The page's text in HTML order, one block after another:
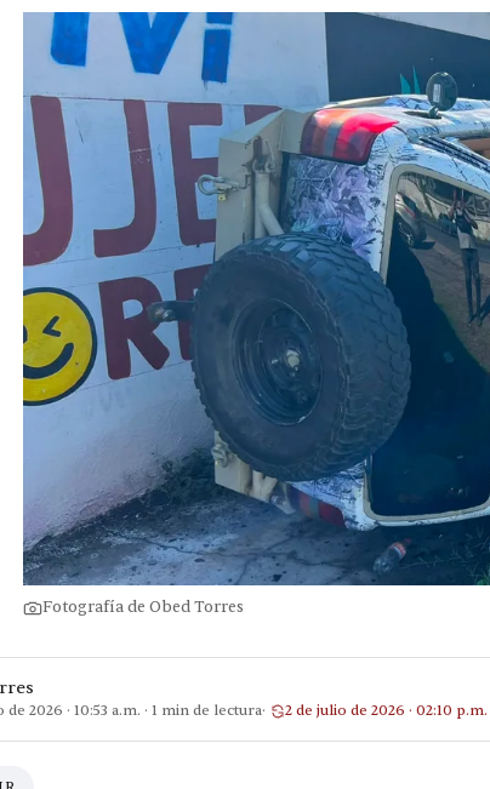
Fotografía de Obed Torres
de 2026 · 10:53 a.m. · 1 min de lectura 2 de julio de 2026 · 02:10 p.m.